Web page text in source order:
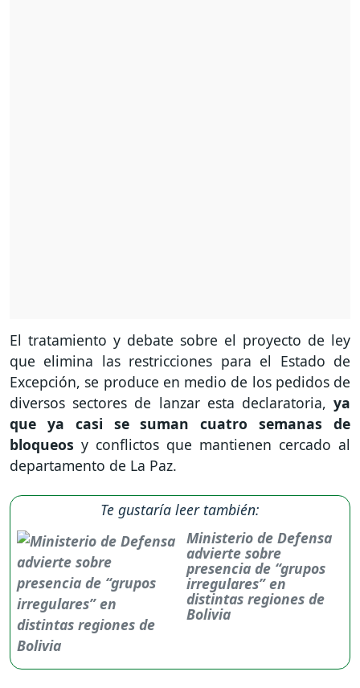
El tratamiento y debate sobre el proyecto de ley
que elimina las restricciones para el Estado de
Excepción, se produce en medio de los pedidos de
diversos sectores de lanzar esta declaratoria, ya
que ya casi se suman cuatro semanas de
bloqueos y conflictos que mantienen cercado al
departamento de La Paz.
Te gustaría leer también:
Ministerio de Defensa
advierte sobre
presencia de “grupos
irregulares” en
distintas regiones de
Bolivia